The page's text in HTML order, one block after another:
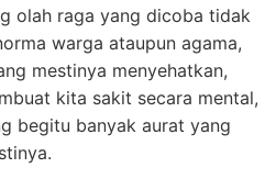
olah raga yang dicoba tidak
warga ataupun agama,
mestinya menyehatkan,
kita sakit secara mental,
begitu banyak aurat yang